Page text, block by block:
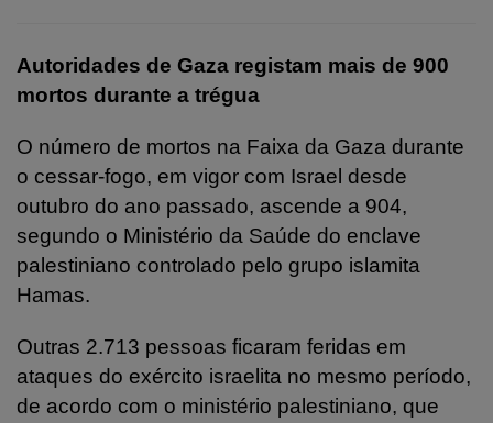
Autoridades de Gaza registam mais de 900
mortos durante a trégua
O número de mortos na Faixa da Gaza durante
o cessar-fogo, em vigor com Israel desde
outubro do ano passado, ascende a 904,
segundo o Ministério da Saúde do enclave
palestiniano controlado pelo grupo islamita
Hamas.
Outras 2.713 pessoas ficaram feridas em
ataques do exército israelita no mesmo período,
de acordo com o ministério palestiniano, que